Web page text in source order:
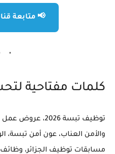
📢 متابعة
كلمات مفتاحية
والأمن العناب، عون أمن تبسة،
مسابقات توظيف الجزائر،